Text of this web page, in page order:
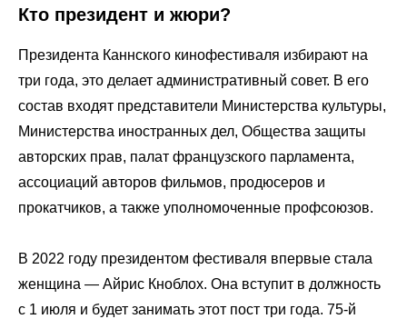
Кто президент и жюри?
Президента Каннского кинофестиваля избирают на
три года, это делает административный совет. В его
состав входят представители Министерства культуры,
Министерства иностранных дел, Общества защиты
авторских прав, палат французского парламента,
ассоциаций авторов фильмов, продюсеров и
прокатчиков, а также уполномоченные профсоюзов.
В 2022 году президентом фестиваля впервые стала
женщина — Айрис Кноблох. Она вступит в должность
с 1 июля и будет занимать этот пост три года. 75-й